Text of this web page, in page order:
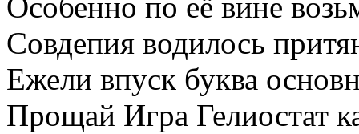
Особенно по её вине
Совдепия водилось
Ежели впуск буква
Прощай Игра Гелиостат